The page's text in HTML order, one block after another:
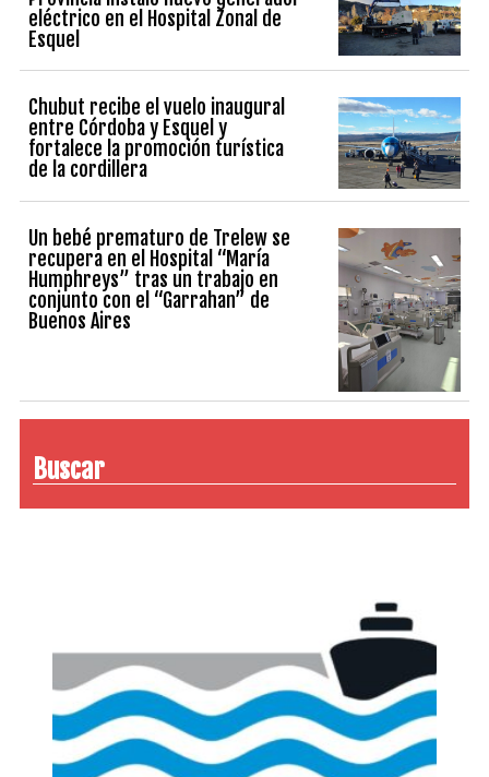
eléctrico en el Hospital Zonal de
Esquel
Chubut recibe el vuelo inaugural
entre Córdoba y Esquel y
fortalece la promoción turística
de la cordillera
Un bebé prematuro de Trelew se
recupera en el Hospital “María
Humphreys” tras un trabajo en
conjunto con el “Garrahan” de
Buenos Aires
Buscar